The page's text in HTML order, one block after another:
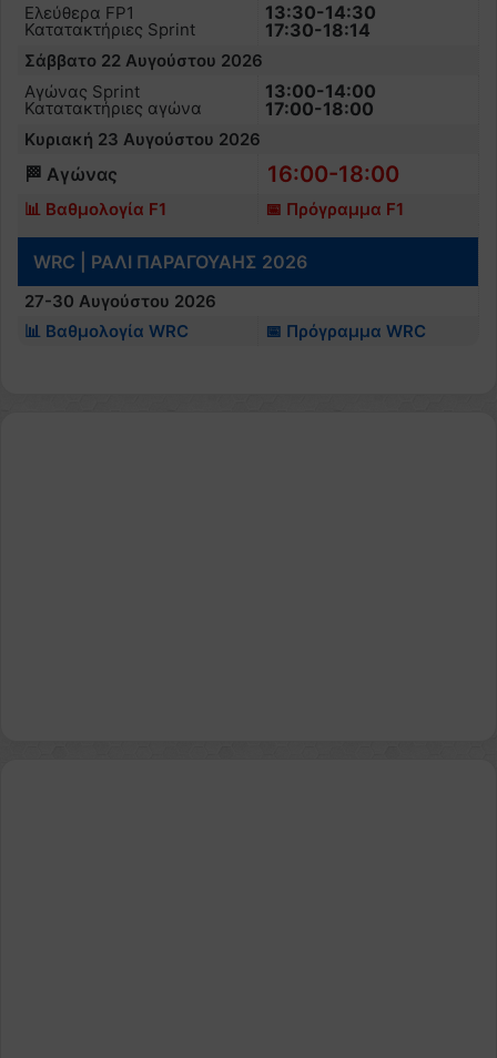
Ελεύθερα FP1
Κατατακτήριες Sprint
13:30-14:30
17:30-18:14
Σάββατο 22 Αυγούστου 2026
Αγώνας Sprint
Κατατακτήριες αγώνα
13:00-14:00
17:00-18:00
Κυριακή 23 Αυγούστου 2026
🏁 Αγώνας 16:00-18:00
📊 Βαθμολογία F1 📅 Πρόγραμμα F1
WRC | ΡΑΛΙ ΠΑΡΑΓΟΥΑΗΣ 2026
27-30 Αυγούστου 2026
📊 Βαθμολογία WRC
📅 Πρόγραμμα WRC